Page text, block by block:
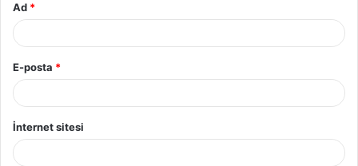
Ad *
E-posta *
İnternet sitesi